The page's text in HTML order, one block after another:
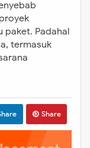
paket. Padahal
termasuk
Share